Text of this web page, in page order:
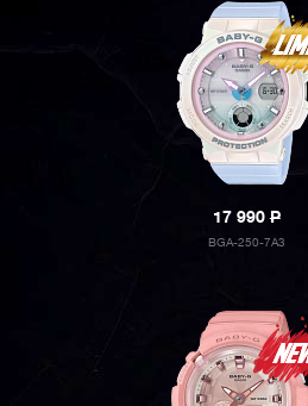
17 990P
BGA-250-7A3